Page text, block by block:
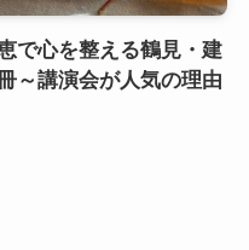
で心を整える鶴見・建
～講演会が人気の理由